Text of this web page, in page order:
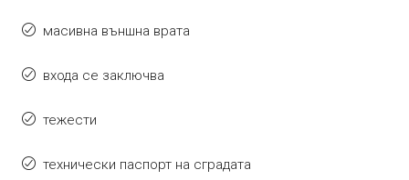
масивна външна врата
входа се заключва
тежести
технически паспорт на сградата